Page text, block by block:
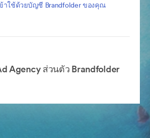
าใช้ด้วยบัญชี Brandfolder ของคุณ
Agency ส่วนตัว Brandfolder